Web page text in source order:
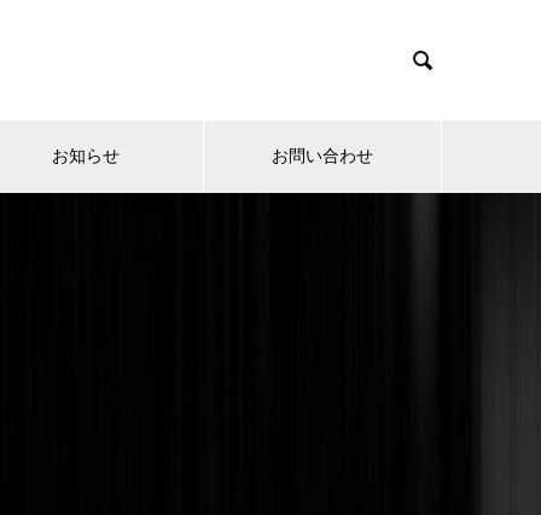

お知らせ お問い合わせ